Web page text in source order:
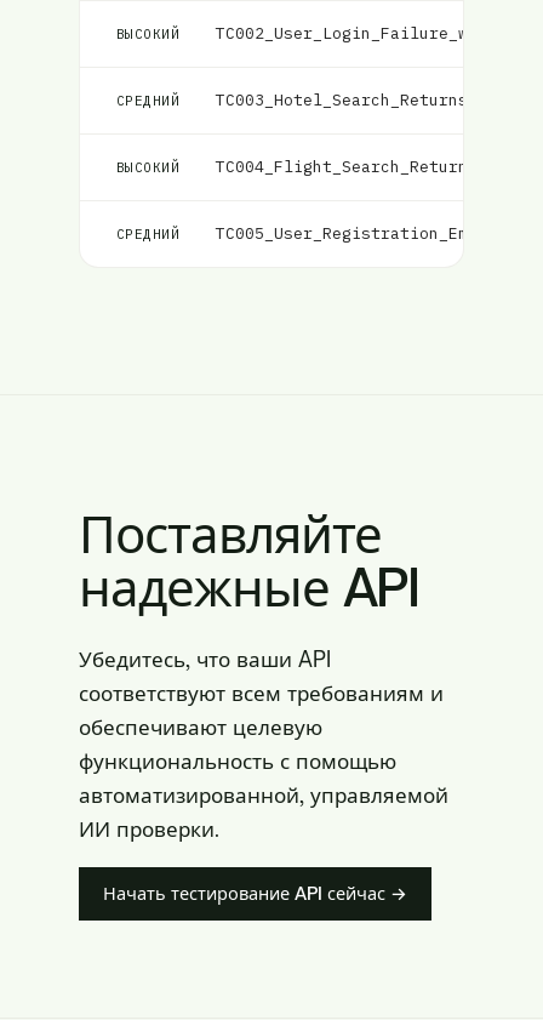
ВЫСОКИЙ
СРЕДНИЙ
ВЫСОКИЙ
СРЕДНИЙ
Поставляйте
надежные API
Убедитесь, что ваши API
соответствуют всем требованиям и
обеспечивают целевую
функциональность с помощью
автоматизированной, управляемой
ИИ проверки.
Начать тестирование API сейчас →